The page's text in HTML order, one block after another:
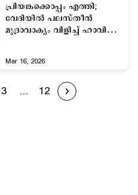
പ്രിയങ്കക്കൊപ്പം എത്തി;
വേദിയില്‍ പലസ്തീന്‍
മുദ്രാവാക്യം വിളിച്ച് ഹാവിയർ
Mar 16, 2026
3 ... 12